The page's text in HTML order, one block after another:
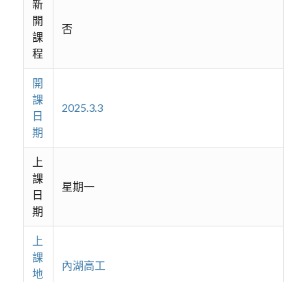
新
開
課
程
否
開
課
日
期
2025.3.3
上
課
日
期
星期一
上
課
地
內湖高工